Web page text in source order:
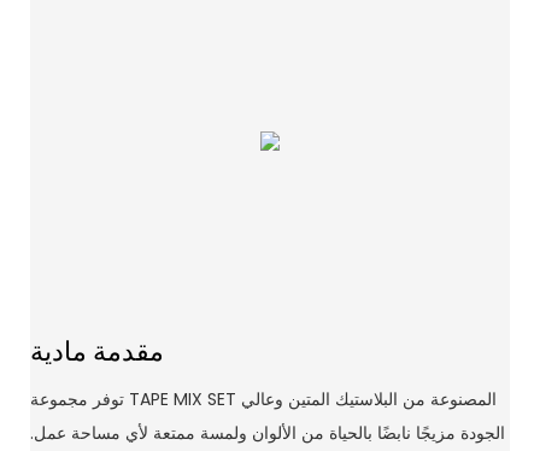
مقدمة مادية
توفر مجموعة TAPE MIX SET المصنوعة من البلاستيك المتين وعالي
الجودة مزيجًا نابضًا بالحياة من الألوان ولمسة ممتعة لأي مساحة عمل.